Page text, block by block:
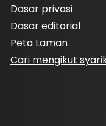
Dasar privasi
Dasar editorial
Peta Laman
Cari mengikut